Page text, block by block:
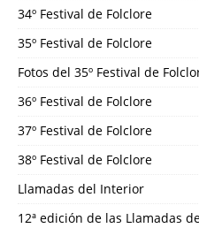
34º Festival de Folclore
35º Festival de Folclore
Fotos del 35º Festival de
36º Festival de Folclore
37º Festival de Folclore
38º Festival de Folclore
Llamadas del Interior
12ª edición de las Llamadas